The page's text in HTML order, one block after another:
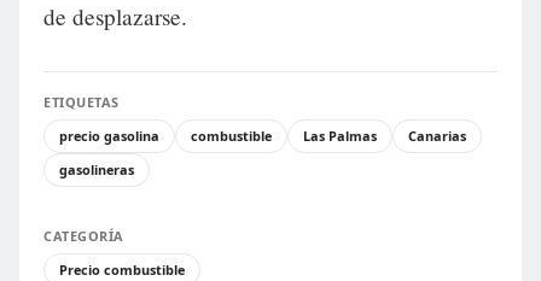
de desplazarse.
ETIQUETAS
precio gasolina
combustible Las Palmas
Canarias
gasolineras
CATEGORÍA
Precio combustible